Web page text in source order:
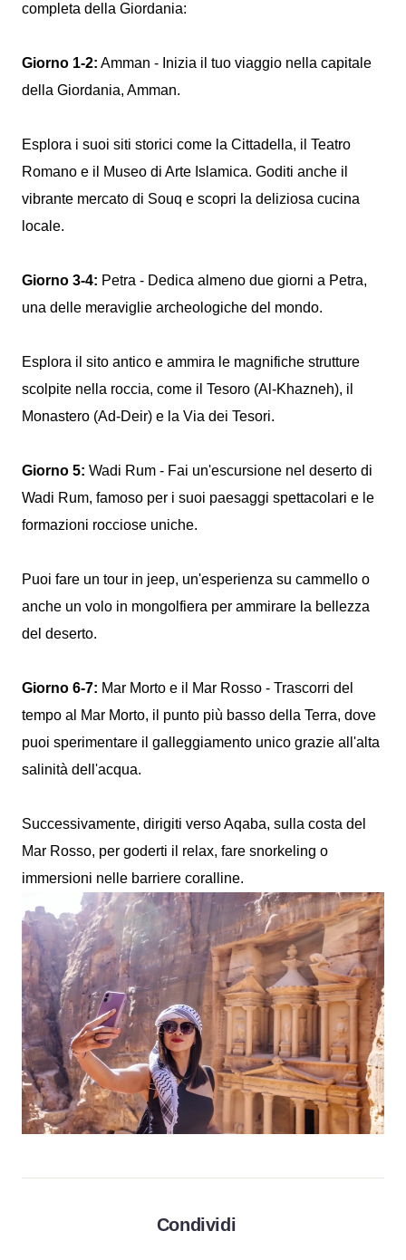
completa della Giordania:
Giorno 1-2: Amman - Inizia il tuo viaggio nella capitale
della Giordania, Amman.
Esplora i suoi siti storici come la Cittadella, il Teatro
Romano e il Museo di Arte Islamica. Goditi anche il
vibrante mercato di Souq e scopri la deliziosa cucina
locale.
Giorno 3-4: Petra - Dedica almeno due giorni a Petra,
una delle meraviglie archeologiche del mondo.
Esplora il sito antico e ammira le magnifiche strutture
scolpite nella roccia, come il Tesoro (Al-Khazneh), il
Monastero (Ad-Deir) e la Via dei Tesori.
Giorno 5: Wadi Rum - Fai un'escursione nel deserto di
Wadi Rum, famoso per i suoi paesaggi spettacolari e le
formazioni rocciose uniche.
Puoi fare un tour in jeep, un'esperienza su cammello o
anche un volo in mongolfiera per ammirare la bellezza
del deserto.
Giorno 6-7: Mar Morto e il Mar Rosso - Trascorri del
tempo al Mar Morto, il punto più basso della Terra, dove
puoi sperimentare il galleggiamento unico grazie all'alta
salinità dell'acqua.
Successivamente, dirigiti verso Aqaba, sulla costa del
Mar Rosso, per goderti il relax, fare snorkeling o
immersioni nelle barriere coralline.
Condividi